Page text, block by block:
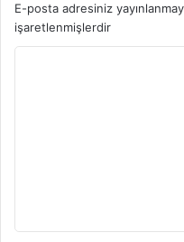
E-posta adresiniz
işaretlenmişlerdir